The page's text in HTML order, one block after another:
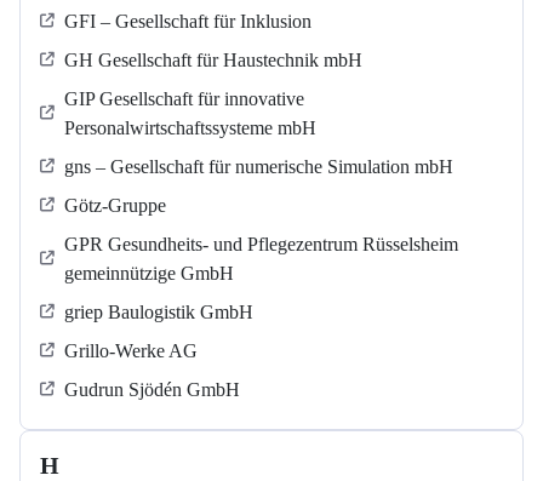
GFI – Gesellschaft für Inklusion
GH Gesellschaft für Haustechnik mbH
GIP Gesellschaft für innovative
Personalwirtschaftssysteme mbH
gns – Gesellschaft für numerische Simulation mbH
Götz-Gruppe
GPR Gesundheits- und Pflegezentrum Rüsselsheim
gemeinnützige GmbH
griep Baulogistik GmbH
Grillo-Werke AG
Gudrun Sjödén GmbH
H